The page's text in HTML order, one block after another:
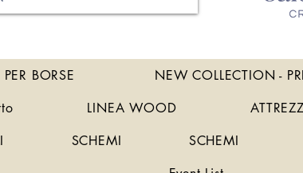
PER BORSE NEW COLLECTION -
LINEA WOOD
SCHEMI SCHEMI